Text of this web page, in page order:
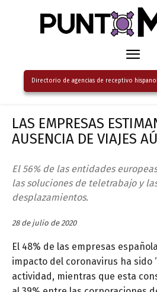
Directorio de agencias de receptivo
LAS EMPRESAS
AUSENCIA DE VIAJES
El 56% de las entidades
las soluciones de teletrabajo y
desplazamientos.
28 de julio de 2020
El 48% de las empresas
impacto del coronavirus ha sido
actividad, mientras que esta